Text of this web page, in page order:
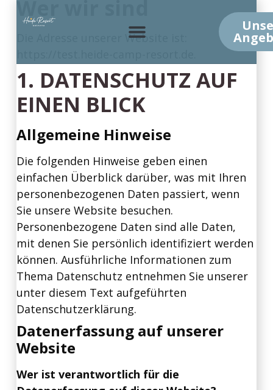
Die Adresse unserer Website ist:
1. DATENSCHUTZ AUF
EINEN BLICK
Allgemeine Hinweise
Die folgenden Hinweise geben einen
einfachen Überblick darüber, was mit Ihren
personenbezogenen Daten passiert, wenn
Sie unsere Website besuchen.
Personenbezogene Daten sind alle Daten,
mit denen Sie persönlich identifiziert werden
können. Ausführliche Informationen zum
Thema Datenschutz entnehmen Sie unserer
unter diesem Text aufgeführten
Datenschutzerklärung.
Datenerfassung auf unserer
Website
Wer ist verantwortlich für die